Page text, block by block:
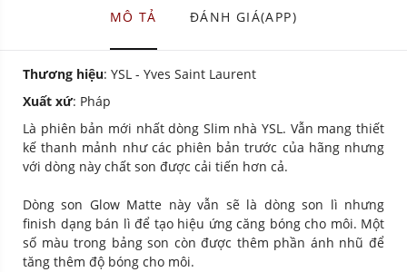
MÔ TẢ ĐÁNH GIÁ(APP)
Thương hiệu: YSL - Yves Saint Laurent
Xuất xứ: Pháp
Là phiên bản mới nhất dòng Slim nhà YSL. Vẫn mang thiết
kế thanh mảnh như các phiên bản trước của hãng nhưng
với dòng này chất son được cải tiến hơn cả.
Dòng son Glow Matte này vẫn sẽ là dòng son lì nhưng
finish dạng bán lì để tạo hiệu ứng căng bóng cho môi. Một
số màu trong bảng son còn được thêm phần ánh nhũ để
tăng thêm độ bóng cho môi.